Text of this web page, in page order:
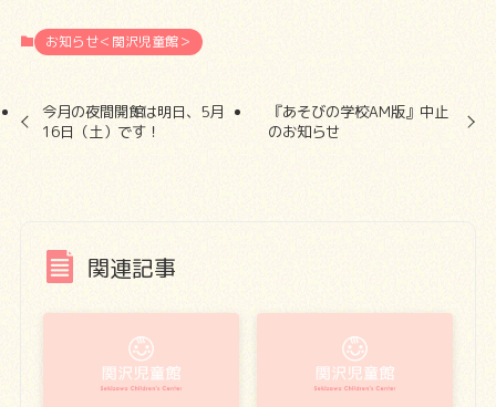
お知らせ＜関沢児童館＞
今月の夜間開館は明日、5月
16日（土）です！
『あそびの学校AM版』中止
のお知らせ
関連記事